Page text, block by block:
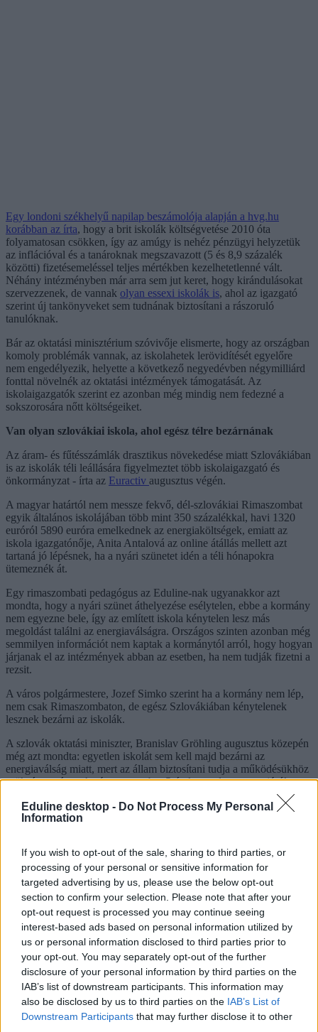
Eduline desktop - Do Not Process My Personal
Information
If you wish to opt-out of the sale, sharing to third parties, or
processing of your personal or sensitive information for
targeted advertising by us, please use the below opt-out
section to confirm your selection. Please note that after your
opt-out request is processed you may continue seeing
interest-based ads based on personal information utilized by
us or personal information disclosed to third parties prior to
your opt-out. You may separately opt-out of the further
disclosure of your personal information by third parties on the
IAB’s list of downstream participants. This information may
also be disclosed by us to third parties on the IAB’s List of
Downstream Participants that may further disclose it to other
Egy londoni székhelyű napilap beszámolója alapján a hvg.hu
korábban az írta, hogy a brit iskolák költségvetése 2010 óta
folyamatosan csökken, így az amúgy is nehéz pénzügyi helyzetük
az inflációval és a tanároknak megszavazott (5 és 8,9 százalék
közötti) fizetésemeléssel teljes mértékben kezelhetetlenné vált.
Néhány intézményben már arra sem jut keret, hogy kirándulásokat
szervezzenek, de vannak olyan essexi iskolák is, ahol az igazgató
szerint új tankönyveket sem tudnának biztosítani a rászoruló
tanulóknak.
Bár az oktatási minisztérium szóvivője elismerte, hogy az országban
komoly problémák vannak, az iskolahetek lerövidítését egyelőre
nem engedélyezik, helyette a következő negyedévben négymilliárd
fonttal növelnék az oktatási intézmények támogatását. Az
iskolaigazgatók szerint ez azonban még mindig nem fedezné a
sokszorosára nőtt költségeiket.
Van olyan szlovákiai iskola, ahol egész télre bezárnának
Az áram- és fűtésszámlák drasztikus növekedése miatt Szlovákiában
is az iskolák téli leállására figyelmeztet több iskolaigazgató és
önkormányzat - írta az Euractiv augusztus végén.
A magyar határtól nem messze fekvő, dél-szlovákiai Rimaszombat
egyik általános iskolájában több mint 350 százalékkal, havi 1320
euróról 5890 euróra emelkednek az energiaköltségek, emiatt az
iskola igazgatónője, Anita Antalová az online átállás mellett azt
tartaná jó lépésnek, ha a nyári szünetet idén a téli hónapokra
ütemeznék át.
Egy rimaszombati pedagógus az Eduline-nak ugyanakkor azt
mondta, hogy a nyári szünet áthelyezése esélytelen, ebbe a kormány
nem egyezne bele, így az említett iskola kénytelen lesz más
megoldást találni az energiaválságra. Országos szinten azonban még
semmilyen információt nem kaptak a kormánytól arról, hogy hogyan
járjanak el az intézmények abban az esetben, ha nem tudják fizetni a
rezsit.
A város polgármestere, Jozef Simko szerint ha a kormány nem lép,
nem csak Rimaszombaton, de egész Szlovákiában kénytelenek
lesznek bezárni az iskolák.
A szlovák oktatási miniszter, Branislav Gröhling augusztus közepén
még azt mondta: egyetlen iskolát sem kell majd bezárni az
energiaválság miatt, mert az állam biztosítani tudja a működésükhöz
szükséges pénzt. Aztán szeptember 5-én lemondott a posztjáról, a
helyébe pedig átmenetileg Eduard Heger, az ország miniszterelnöke
lépett, aki "részmunkaidőben" fog foglalkozni az ország
oktatáspolitikai problémáival.
zsúfolnának
Mivel a távoktatás lehetőségét elvetették, az osztrák Der Standard
információ szerint a gázzal fűtött ausztriai iskolákban úgy
spórolnának, hogy csak az épületek felét fűtenék. Leginkább az
olyan nagyobb helyiségekről van szó, mint a tornaterem és az
ebédlő, így az osztályokat a saját tantermük helyett ezekben a
közösségi terekben tanítanák. Döntés azonban egyelőre Ausztriában
sincs.